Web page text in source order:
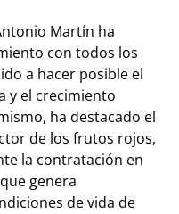
Martín ha
con todos los
a hacer posible el
y el crecimiento
ha destacado el
de los frutos rojos,
la contratación en
genera
de vida de